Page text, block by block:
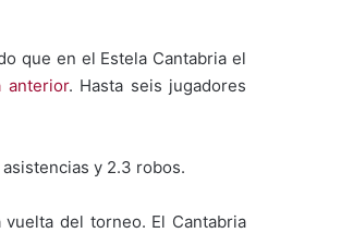
que en el Estela Cantabria el
anterior. Hasta seis jugadores
y 2.3 robos.
vuelta del torneo. El Cantabria